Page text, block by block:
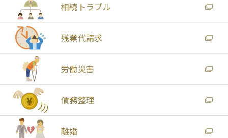
相続トラブル
残業代請求
労働災害
債務整理
離婚